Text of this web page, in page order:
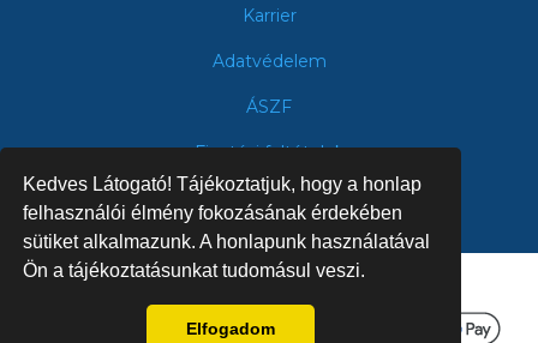
Kedves Látogató! Tájékoztatjuk, hogy a honlap
felhasználói élmény fokozásának érdekében
sütiket alkalmazunk. A honlapunk használatával
Ön a tájékoztatásunkat tudomásul veszi.
Elfogadom
Karrier
Adatvédelem
ÁSZF
Fizetési feltételek